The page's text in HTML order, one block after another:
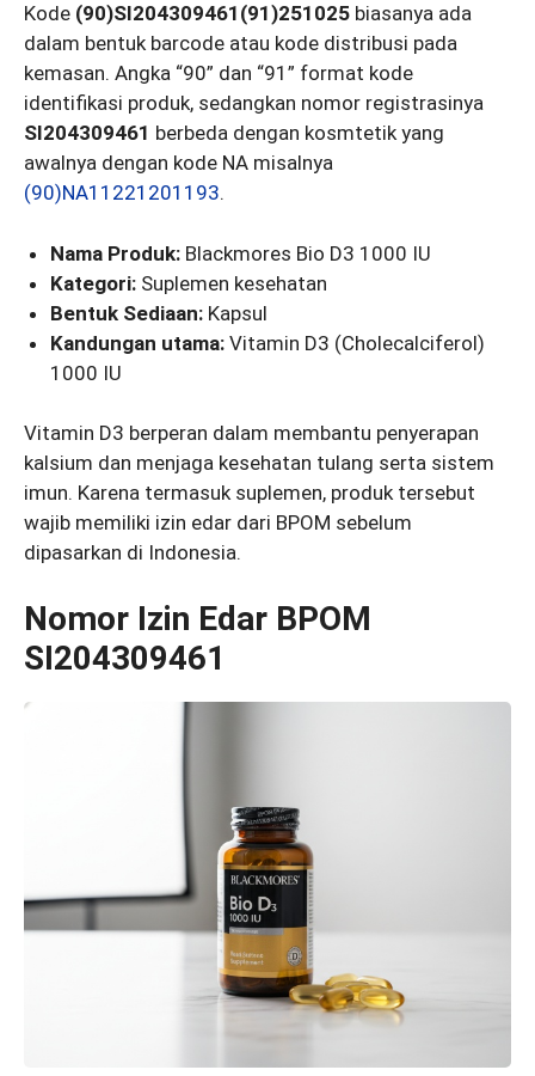
Kode (90)SI204309461(91)251025 biasanya ada
dalam bentuk barcode atau kode distribusi pada
kemasan. Angka “90” dan “91” format kode
identifikasi produk, sedangkan nomor registrasinya
SI204309461 berbeda dengan kosmtetik yang
awalnya dengan kode NA misalnya
(90)NA11221201193.
Nama Produk: Blackmores Bio D3 1000 IU
Kategori: Suplemen kesehatan
Bentuk Sediaan: Kapsul
Kandungan utama: Vitamin D3 (Cholecalciferol)
1000 IU
Vitamin D3 berperan dalam membantu penyerapan
kalsium dan menjaga kesehatan tulang serta sistem
imun. Karena termasuk suplemen, produk tersebut
wajib memiliki izin edar dari BPOM sebelum
dipasarkan di Indonesia.
Nomor Izin Edar BPOM
SI204309461